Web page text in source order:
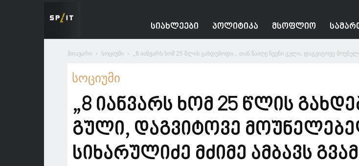
ᲡᲘᲐᲮᲚᲔᲔᲑᲘ ᲞᲝᲚᲘᲢᲘᲙᲐ ᲛᲡᲝᲤᲚᲘᲝ
მთავარი სოციუმი „8 იანვარს ხომ 25 წლის გახდებოდი… თან წაიღე ჩვენი გული, დაგვიტოვე
სოციუმი
„8 იანვარს ხომ 25 წლის
გული, დაგვიტოვე
სიხარულიძე მძიმე ამბავს